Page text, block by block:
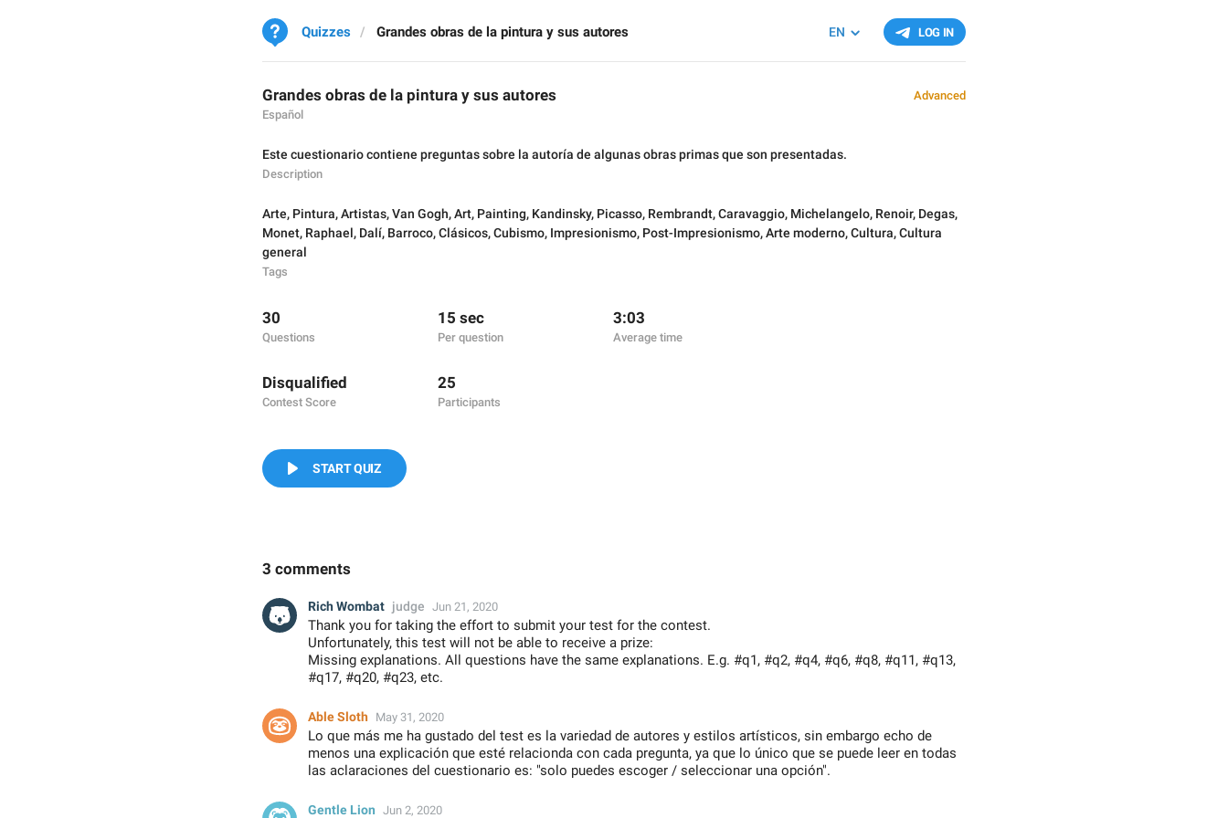
LOG IN
EN
Quizzes Grandes obras de la pintura y sus autores
Grandes obras de la pintura y sus autores
Español
Advanced
Este cuestionario contiene preguntas sobre la autoría de algunas obras primas que son presentadas.
Description
Arte, Pintura,Artistas,Van Gogh,Art, Painting, Kandinsky, Picasso, Rembrandt,Caravaggio, Michelangelo, Renoir, Degas,
Monet, Raphael, Dalí, Barroco,Clásicos,Cubismo, Impresionismo, Post-Impresionismo,Arte moderno,Cultura,Cultura
general
Tags
30
Questions
15 sec
Per question
3:03
Average time
Disqualified
Contest Score
25
Participants
START QUIZ
3 comments
Rich Wombat judge Jun 21, 2020
Thank you for taking the effort to submit your test for the contest.
Unfortunately, this test will not be able to receive a prize:
Missing explanations. All questions have the same explanations. E.g. #q1, #q2, #q4, #q6, #q8, #q11, #q13,
#q17, #q20, #q23, etc.
Able Sloth May 31, 2020
Lo que más me ha gustado del test es la variedad de autores y estilos artísticos, sin embargo echo de
menos una explicación que esté relacionda con cada pregunta, ya que lo único que se puede leer en todas
las aclaraciones del cuestionario es: "solo puedes escoger / seleccionar una opción".
Gentle Lion Jun 2, 2020